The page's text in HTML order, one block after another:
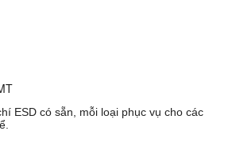
ESD có sẵn, mỗi loại phục vụ cho các